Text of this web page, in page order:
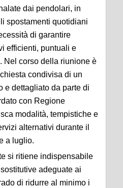
dai pendolari, in
spostamenti quotidiani
di garantire
efficienti, puntuali e
Nel corso della riunione è
condivisa di un
e dettagliato da parte di
con Regione
modalità, tempistiche e
alternativi durante il
a luglio.
si ritiene indispensabile
adeguate ai
di ridurre al minimo i